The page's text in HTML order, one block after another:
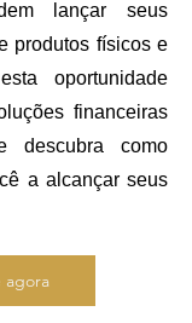
lançar seus
produtos físicos e
oportunidade
financeiras
descubra como
a alcançar seus
agora